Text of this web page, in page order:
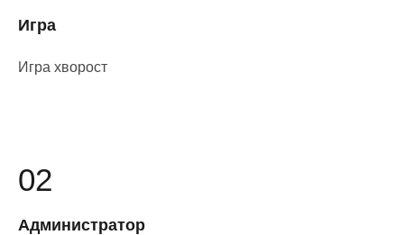
Игра
Игра хворост
Администратор
02